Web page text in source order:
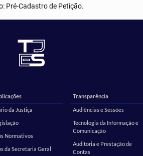
Pré-Cadastro de Petição.
da Justiça
Normativos
da Secretaria Geral
Transparência
Audiências e Sessões
Tecnologia da Informação e
Comunicação
Auditoria e Prestação de
Contas